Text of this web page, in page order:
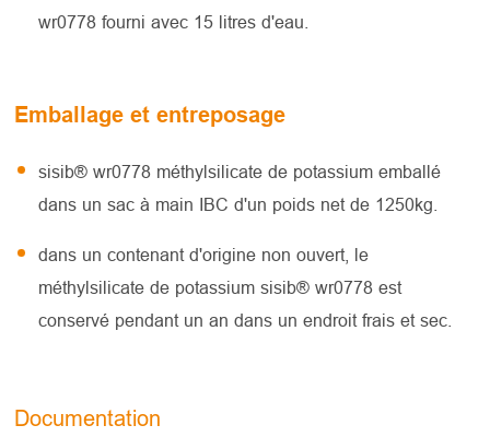
wr0778 fourni avec 15 litres d'eau.
Emballage et entreposage
sisib® wr0778 méthylsilicate de potassium emballé
dans un sac à main IBC d'un poids net de 1250kg.
dans un contenant d'origine non ouvert, le
méthylsilicate de potassium sisib® wr0778 est
conservé pendant un an dans un endroit frais et sec.
Documentation